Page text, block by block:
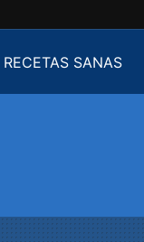
RECETAS SANAS